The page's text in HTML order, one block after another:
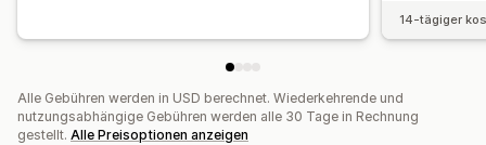
14-tägiger
Alle Gebühren werden in USD berechnet. Wiederkehrende und
nutzungsabhängige Gebühren werden alle 30 Tage in Rechnung
gestellt. Alle Preisoptionen anzeigen